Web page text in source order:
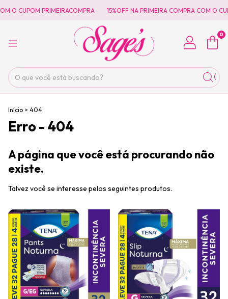
O CUPOM PRIMEIRACOMPRA 15%OFF NA PRIMEIRA COMPRA COM O
0
Início > 404
Erro - 404
A página que você está procurando não
existe.
Talvez você se interesse pelos seguintes produtos.